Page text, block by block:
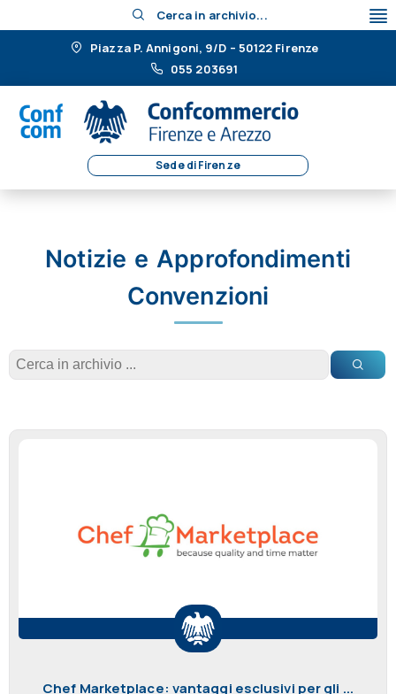
Cerca in archivio...
Piazza P. Annigoni, 9/D – 50122 Firenze
055 203691
Sede di Firenze
Notizie e Approfondimenti
Convenzioni
Chef Marketplace: vantaggi esclusivi per gli ...